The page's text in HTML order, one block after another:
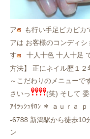
ア も行い手足ピカピカ
アは お客様のコンディ
す
十人十色 十人十足
方法】 正にネイル歴１２
～こだわりのメニューで
さいっ
(笑) そして
ｱｲﾗｯｼｭｻﾛﾝ ＊ ａｕｒａ
-6788 新潟駅から徒歩10
ン